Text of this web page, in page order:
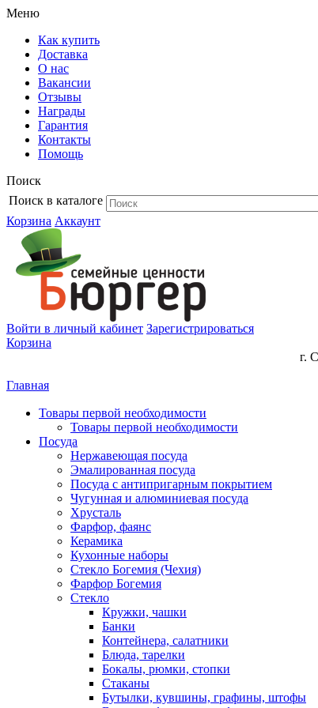
Меню
Как купить
Доставка
О нас
Вакансии
Отзывы
Награды
Гарантия
Контакты
Помощь
Поиск
Поиск в каталоге
Корзина Аккаунт
Войти в личный кабинет Зарегистрироваться
Корзина
г.
Главная
Товары первой необходимости
Товары первой необходимости
Посуда
Нержавеющая посуда
Эмалированная посуда
Посуда с антипригарным покрытием
Чугунная и алюминиевая посуда
Хрусталь
Фарфор, фаянс
Керамика
Кухонные наборы
Стекло Богемия (Чехия)
Фарфор Богемия
Стекло
Кружки, чашки
Банки
Контейнера, салатники
Блюда, тарелки
Бокалы, рюмки, стопки
Стаканы
Бутылки, кувшины, графины, штофы